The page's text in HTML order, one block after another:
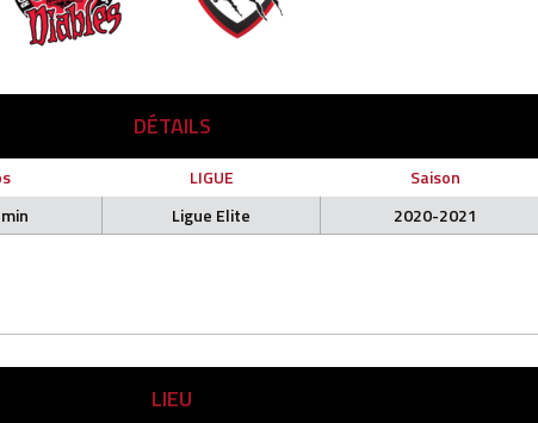
DÉTAILS
LIGUE Saison
Ligue Elite 2020-2021
LIEU